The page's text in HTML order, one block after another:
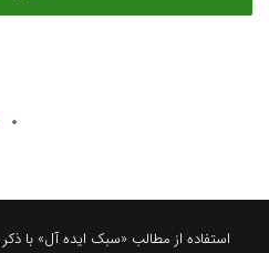
استفاده از مطالب «سبک ایده آل» با